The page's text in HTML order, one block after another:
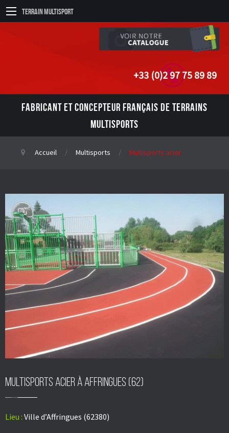
Terrain Multisport
+33 (0)2 97 75 89 89
FABRICANT ET CONCEPTEUR FRANÇAIS DE TERRAINS
MULTISPORTS
Accueil Multisports Multisports acier
Multisports acier à AFFRINGUES (62)
Lieu : Ville d’Affringues (62380)